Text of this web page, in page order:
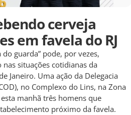
cerveja
em favela do RJ
guarda” pode, por vezes,
situações cotidianas da
Janeiro. Uma ação da Delegacia
no Complexo do Lins, na Zona
manhã três homens que
próximo da favela.